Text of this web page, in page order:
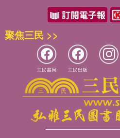
聚焦三民 >>
三民書局 三民出版